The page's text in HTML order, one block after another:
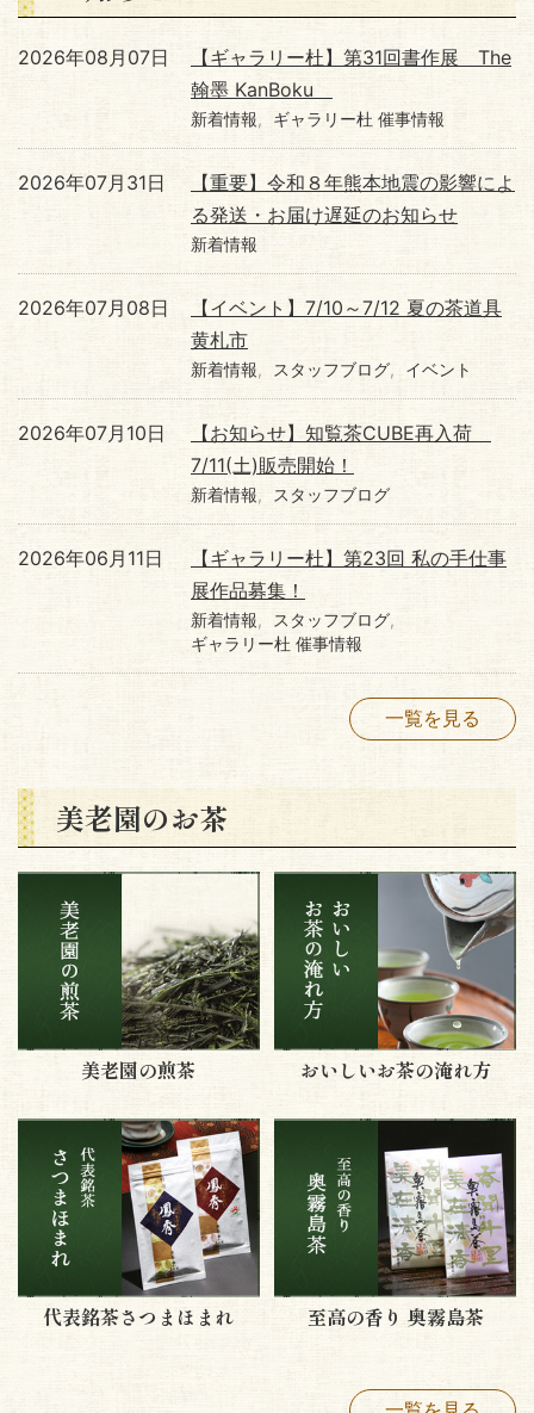
【ギャラリー杜】第31回書作展 The
翰墨 KanBoku
2026年08月07日
新着情報 ギャラリー杜 催事情報
【重要】令和８年熊本地震の影響によ
る発送・お届け遅延のお知らせ
2026年07月31日
新着情報
【イベント】7/10～7/12 夏の茶道具
黄札市
2026年07月08日
新着情報 スタッフブログ イベント
【お知らせ】知覧茶CUBE再入荷
7/11(土)販売開始！
2026年07月10日
新着情報 スタッフブログ
【ギャラリー杜】第23回 私の手仕事
展作品募集！
2026年06月11日
新着情報
スタッフブログ
ギャラリー杜 催事情報
一覧を見る
美老園のお茶
美老園の煎茶 おいしいお茶の淹れ方
代表銘茶さつまほまれ 至高の香り 奥霧島茶